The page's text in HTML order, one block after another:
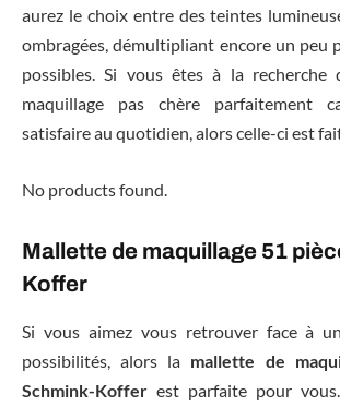
aurez le choix entre des teintes
ombragées, démultipliant encore un peu
possibles. Si vous êtes à la recherche
maquillage pas chère parfaitement
satisfaire au quotidien, alors celle-ci est
No products found.
Mallette de maquillage 51
Koffer
Si vous aimez vous retrouver face à
possibilités, alors la mallette de
Schmink-Koffer est parfaite pour